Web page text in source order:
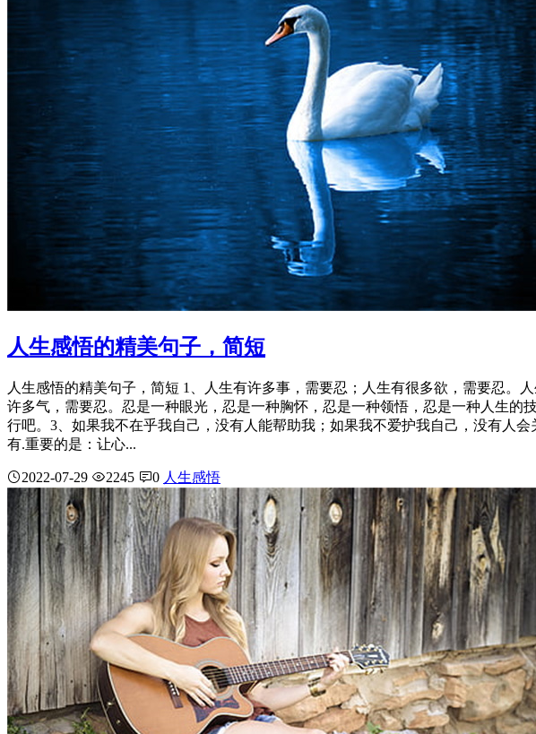
人生感悟的精美句子，简短
人生感悟的精美句子，简短 1、人生有许多事，需要忍；人生有很多欲，需要忍
许多气，需要忍。忍是一种眼光，忍是一种胸怀，忍是一种领悟，忍是一种人生
行吧。3、如果我不在乎我自己，没有人能帮助我；如果我不爱护我自己，没有人
有.重要的是：让心...
2022-07-29 2245 0 人生感悟